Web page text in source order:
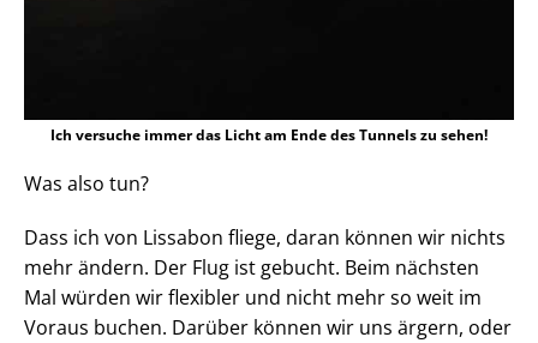
Ich versuche immer das Licht am Ende des Tunnels zu sehen!
Was also tun?
Dass ich von Lissabon fliege, daran können wir nichts
mehr ändern. Der Flug ist gebucht. Beim nächsten
Mal würden wir flexibler und nicht mehr so weit im
Voraus buchen. Darüber können wir uns ärgern, oder